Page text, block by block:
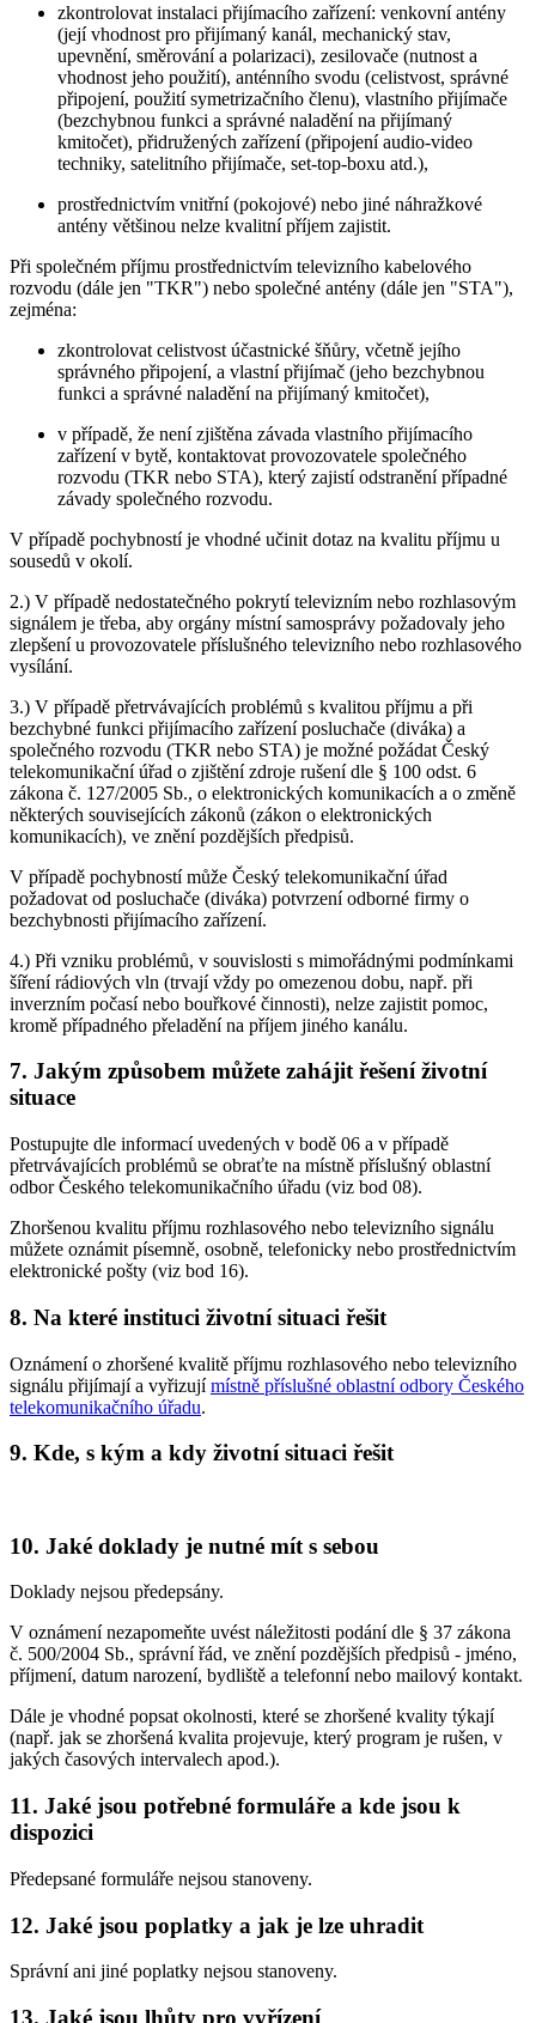
zkontrolovat instalaci přijímacího zařízení: venkovní antény
(její vhodnost pro přijímaný kanál, mechanický stav,
upevnění, směrování a polarizaci), zesilovače (nutnost a
vhodnost jeho použití), anténního svodu (celistvost, správné
připojení, použití symetrizačního členu), vlastního přijímače
(bezchybnou funkci a správné naladění na přijímaný
kmitočet), přidružených zařízení (připojení audio-video
techniky, satelitního přijímače, set-top-boxu atd.),
prostřednictvím vnitřní (pokojové) nebo jiné náhražkové
antény většinou nelze kvalitní příjem zajistit.
Při společném příjmu prostřednictvím televizního kabelového
rozvodu (dále jen "TKR") nebo společné antény (dále jen "STA"),
zejména:
zkontrolovat celistvost účastnické šňůry, včetně jejího
správného připojení, a vlastní přijímač (jeho bezchybnou
funkci a správné naladění na přijímaný kmitočet),
v případě, že není zjištěna závada vlastního přijímacího
zařízení v bytě, kontaktovat provozovatele společného
rozvodu (TKR nebo STA), který zajistí odstranění případné
závady společného rozvodu.
V případě pochybností je vhodné učinit dotaz na kvalitu příjmu u
sousedů v okolí.
2.) V případě nedostatečného pokrytí televizním nebo rozhlasovým
signálem je třeba, aby orgány místní samosprávy požadovaly jeho
zlepšení u provozovatele příslušného televizního nebo rozhlasového
vysílání.
3.) V případě přetrvávajících problémů s kvalitou příjmu a při
bezchybné funkci přijímacího zařízení posluchače (diváka) a
společného rozvodu (TKR nebo STA) je možné požádat Český
telekomunikační úřad o zjištění zdroje rušení dle § 100 odst. 6
zákona č. 127/2005 Sb., o elektronických komunikacích a o změně
některých souvisejících zákonů (zákon o elektronických
komunikacích), ve znění pozdějších předpisů.
V případě pochybností může Český telekomunikační úřad
požadovat od posluchače (diváka) potvrzení odborné firmy o
bezchybnosti přijímacího zařízení.
4.) Při vzniku problémů, v souvislosti s mimořádnými podmínkami
šíření rádiových vln (trvají vždy po omezenou dobu, např. při
inverzním počasí nebo bouřkové činnosti), nelze zajistit pomoc,
kromě případného přeladění na příjem jiného kanálu.
7. Jakým způsobem můžete zahájit řešení životní
situace
Postupujte dle informací uvedených v bodě 06 a v případě
přetrvávajících problémů se obraťte na místně příslušný oblastní
odbor Českého telekomunikačního úřadu (viz bod 08).
Zhoršenou kvalitu příjmu rozhlasového nebo televizního signálu
můžete oznámit písemně, osobně, telefonicky nebo prostřednictvím
elektronické pošty (viz bod 16).
8. Na které instituci životní situaci řešit
Oznámení o zhoršené kvalitě příjmu rozhlasového nebo televizního
signálu přijímají a vyřizujímístně příslušné oblastní odbory Českého
telekomunikačního úřadu.
9. Kde, s kým a kdy životní situaci řešit
10. Jaké doklady je nutné mít s sebou
Doklady nejsou předepsány.
V oznámení nezapomeňte uvést náležitosti podání dle § 37 zákona
č. 500/2004 Sb., správní řád, ve znění pozdějších předpisů - jméno,
příjmení, datum narození, bydliště a telefonní nebo mailový kontakt.
Dále je vhodné popsat okolnosti, které se zhoršené kvality týkají
(např. jak se zhoršená kvalita projevuje, který program je rušen, v
jakých časových intervalech apod.).
11. Jaké jsou potřebné formuláře a kde jsou k
dispozici
Předepsané formuláře nejsou stanoveny.
12. Jaké jsou poplatky a jak je lze uhradit
Správní ani jiné poplatky nejsou stanoveny.
13. Jaké jsou lhůty pro vyřízení